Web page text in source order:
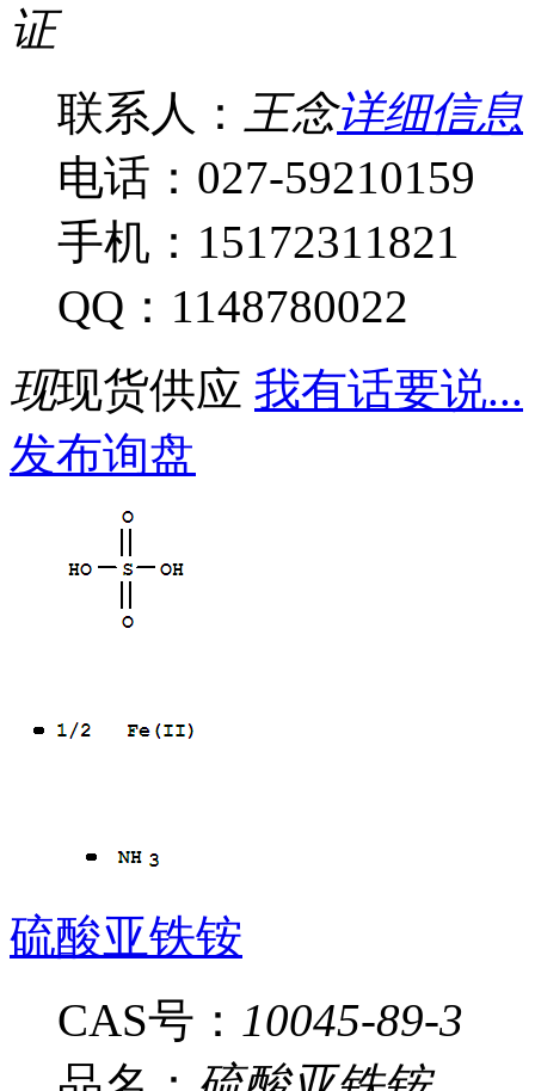
证
联系人： 王念详细信息
电话：027-59210159
手机：15172311821
QQ：1148780022
现现货供应 我有话要说...
发布询盘
硫酸亚铁铵
CAS号： 10045-89-3